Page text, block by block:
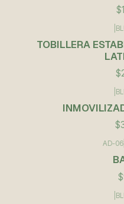
TOBILLERA
AD-06